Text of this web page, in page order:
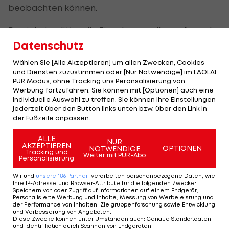
beobachten können.
Da viele traditionelle Einnahmequellen aufgrund
der Pandemie praktisch über Nacht
mit der Frage auseinander, wie die Lücke
geschlossen werden kann. Zukunftsorientierte
Organisationen sollten eine breite Palette
potenzieller Erlösmodelle in Betracht ziehen,
Monetarisierung von Daten von Fans, Spieler- und
Teamleistungen sowie Sportwetten. Gamification
und Partnerschaften mit
Technologieunternehmen sollten ebenfalls
angedacht werden, um das Fan-Erlebnis zu
verbessern.
Datenschutz
Wählen Sie [Alle Akzeptieren] um allen Zwecken, Cookies
und Diensten zuzustimmen oder [Nur Notwendige] im LAOLA1
PUR Modus, ohne Tracking uns Peronsalisierung von
Werbung fortzufahren. Sie können mit [Optionen] auch eine
individuelle Auswahl zu treffen. Sie können Ihre Einstellungen
jederzeit über den Button links unten bzw. über den Link in
der Fußzeile anpassen.
ALLE
AKZEPTIEREN
Tracking und
Personalisierung
NUR
NOTWENDIGE
Weiter mit PUR-Abo
OPTIONEN
Wir und unsere 186 Partner verarbeiten personenbezogene Daten, wie
Ihre IP-Adresse und Browser-Attribute für die folgenden Zwecke:
Speichern von oder Zugriff auf Informationen auf einem Endgerät;
Personalisierte Werbung und Inhalte, Messung von Werbeleistung und
der Performance von Inhalten, Zielgruppenforschung sowie Entwicklung
und Verbesserung von Angeboten.
Diese Zwecke können unter Umständen auch: Genaue Standortdaten
und Identifikation durch Scannen von Endgeräten.